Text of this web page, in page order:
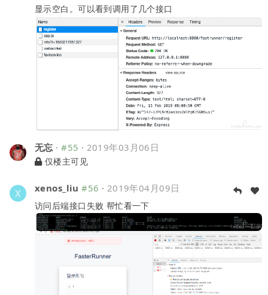
显示空白。可以看到调用了几个接口
无忘 ·#55 · 2019年03月06日
仅楼主可见
xenos_liu #56 · 2019年04月09日
访问后端接口失败 帮忙看一下